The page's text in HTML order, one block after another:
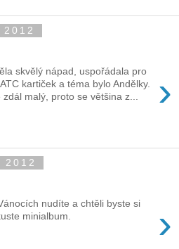
›
skvělý nápad, uspořádala pro
kartiček a téma bylo Andělky.
malý, proto se většina z...
›
nudíte a chtěli byste si
minialbum.